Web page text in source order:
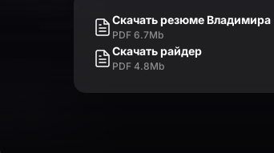
Скачать резюме Владимира
PDF 6.7Mb
Скачать райдер
PDF 4.8Mb